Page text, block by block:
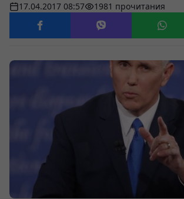
17.04.2017 08:57 1981 прочитания